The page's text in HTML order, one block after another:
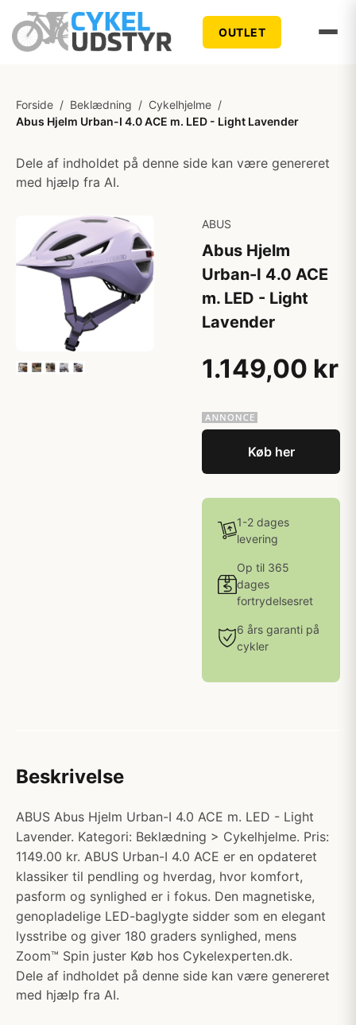
OUTLET
Forside / Beklædning / Cykelhjelme /
Abus Hjelm Urban-I 4.0 ACE m. LED - Light Lavender
Dele af indholdet på denne side kan være genereret
med hjælp fra AI.
ABUS
Abus Hjelm
Urban-I 4.0 ACE
m. LED - Light
Lavender
1.149,00 kr
Køb her
1-2 dages
levering
Op til 365
dages
fortrydelsesret
6 års garanti på
cykler
Beskrivelse
ABUS Abus Hjelm Urban-I 4.0 ACE m. LED - Light
Lavender. Kategori: Beklædning > Cykelhjelme. Pris:
1149.00 kr. ABUS Urban-I 4.0 ACE er en opdateret
klassiker til pendling og hverdag, hvor komfort,
pasform og synlighed er i fokus. Den magnetiske,
genopladelige LED-baglygte sidder som en elegant
lysstribe og giver 180 graders synlighed, mens
Zoom™ Spin juster Køb hos Cykelexperten.dk.
Dele af indholdet på denne side kan være genereret
med hjælp fra AI.